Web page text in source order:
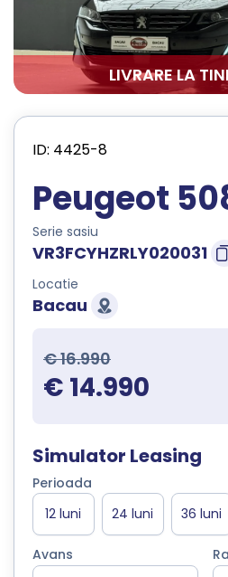
LIVRARE LA
ID: 4425-8
Peugeot
Serie sasiu
VR3FCYHZRLY020031
Locatie
Bacau
€ 16.990
€ 14.990
Simulator Leasing
Perioada
Avans